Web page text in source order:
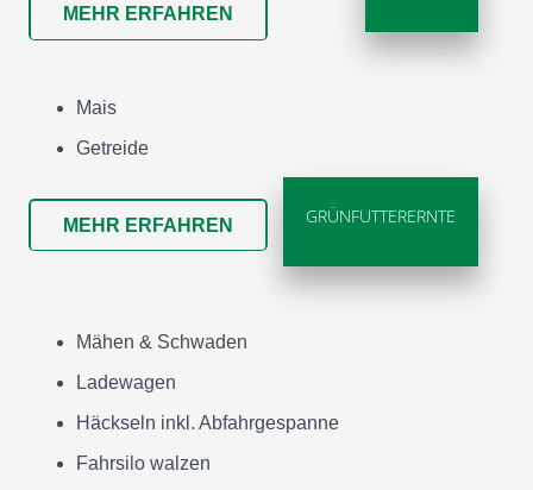
MEHR ERFAHREN
Mais
Getreide
MEHR ERFAHREN GRÜNFUTTERERNTE
Mähen & Schwaden
Ladewagen
Häckseln inkl. Abfahrgespanne
Fahrsilo walzen